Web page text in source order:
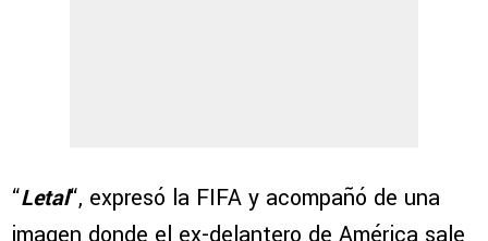
“Letal“, expresó la FIFA y acompañó de una